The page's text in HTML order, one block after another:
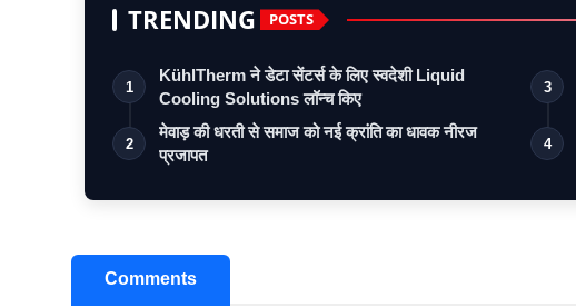
TRENDING POSTS
1
KühlTherm ने डेटा सेंटर्स के लिए स्वदेशी Liquid
Cooling Solutions लॉन्च किए
2
मेवाड़ की धरती से समाज को नई क्रांति का धावक नीरज
प्रजापत
3
4
Comments